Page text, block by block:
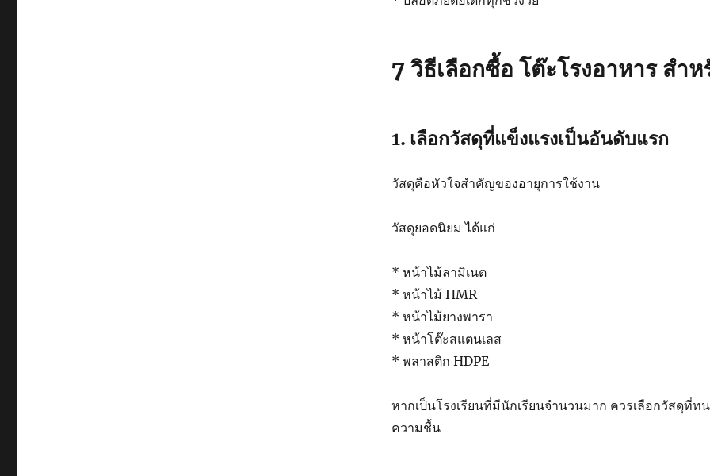
7 วิธีเลือกซื้อโต๊ะโรงอาหารสำห
1. เลือกวัสดุที่แข็งแรงเป็นอันดับแรก
วัสดุคือหัวใจสำคัญของอายุการใช้งาน
วัสดุยอดนิยม ได้แก่
* หน้าไม้ลามิเนต
* หน้าไม้ HMR
* หน้าไม้ยางพารา
* หน้าโต๊ะสแตนเลส
* พลาสติก HDPE
หากเป็นโรงเรียนที่มีนักเรียนจำนวนมาก ควรเลือกวัสดุที่ท
ความชื้น